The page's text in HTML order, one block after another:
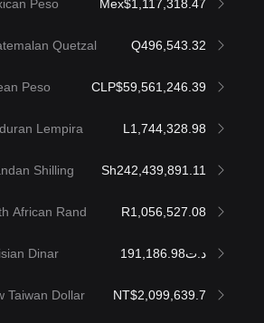
Peso Mex$1,117,318.47
Quetzal Q496,543.32
Peso CLP$59,561,246.39
Lempira L1,744,328.98
Shilling Sh242,439,891.11
African Rand R1,056,527.08
Dinar د.ت191,186.98
Taiwan Dollar NT$2,099,639.7